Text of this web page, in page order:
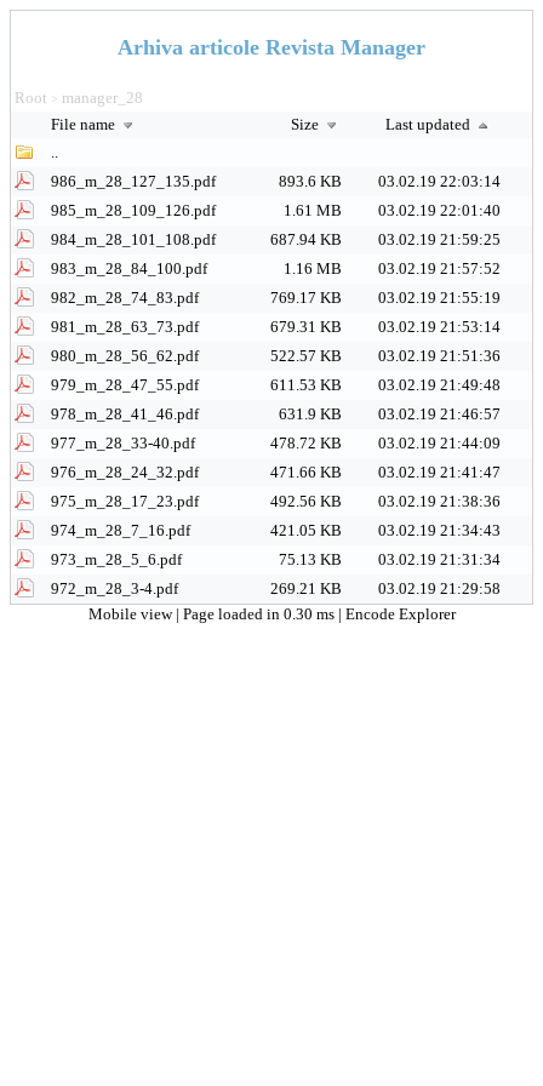
Arhiva articole Revista Manager
Root > manager_28
File name
Size
Last updated
..
986_m_28_127_135.pdf
893.6 KB
03.02.19 22:03:14
985_m_28_109_126.pdf
1.61 MB
03.02.19 22:01:40
984_m_28_101_108.pdf
687.94 KB
03.02.19 21:59:25
983_m_28_84_100.pdf
1.16 MB
03.02.19 21:57:52
982_m_28_74_83.pdf
769.17 KB
03.02.19 21:55:19
981_m_28_63_73.pdf
679.31 KB
03.02.19 21:53:14
980_m_28_56_62.pdf
522.57 KB
03.02.19 21:51:36
979_m_28_47_55.pdf
611.53 KB
03.02.19 21:49:48
978_m_28_41_46.pdf
631.9 KB
03.02.19 21:46:57
977_m_28_33-40.pdf
478.72 KB
03.02.19 21:44:09
976_m_28_24_32.pdf
471.66 KB
03.02.19 21:41:47
975_m_28_17_23.pdf
492.56 KB
03.02.19 21:38:36
974_m_28_7_16.pdf
421.05 KB
03.02.19 21:34:43
973_m_28_5_6.pdf
75.13 KB
03.02.19 21:31:34
972_m_28_3-4.pdf
269.21 KB
03.02.19 21:29:58
Mobile view | Page loaded in 0.30 ms | Encode Explorer